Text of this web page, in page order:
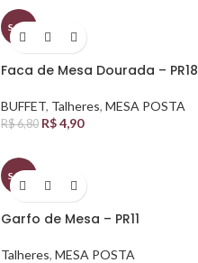
SALE
Faca de Mesa Dourada – PR18
BUFFET, Talheres, MESA POSTA
R$6,80 R$4,90
SALE
Garfo de Mesa – PR11
Talheres, MESA POSTA